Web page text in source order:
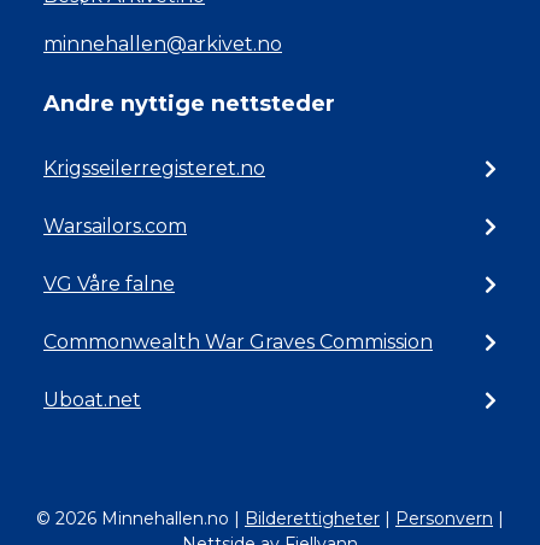
minnehallen@arkivet.no
Andre nyttige nettsteder
Krigsseilerregisteret.no
Warsailors.com
VG Våre falne
Commonwealth War Graves Commission
Uboat.net
© 2026 Minnehallen.no | Bilderettigheter | Personvern |